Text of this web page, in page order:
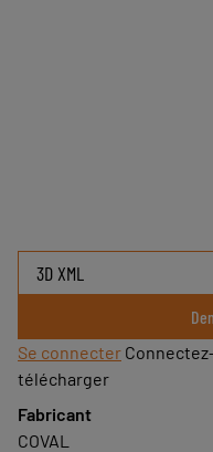
Se connecter
télécharger
Fabricant
COVAL